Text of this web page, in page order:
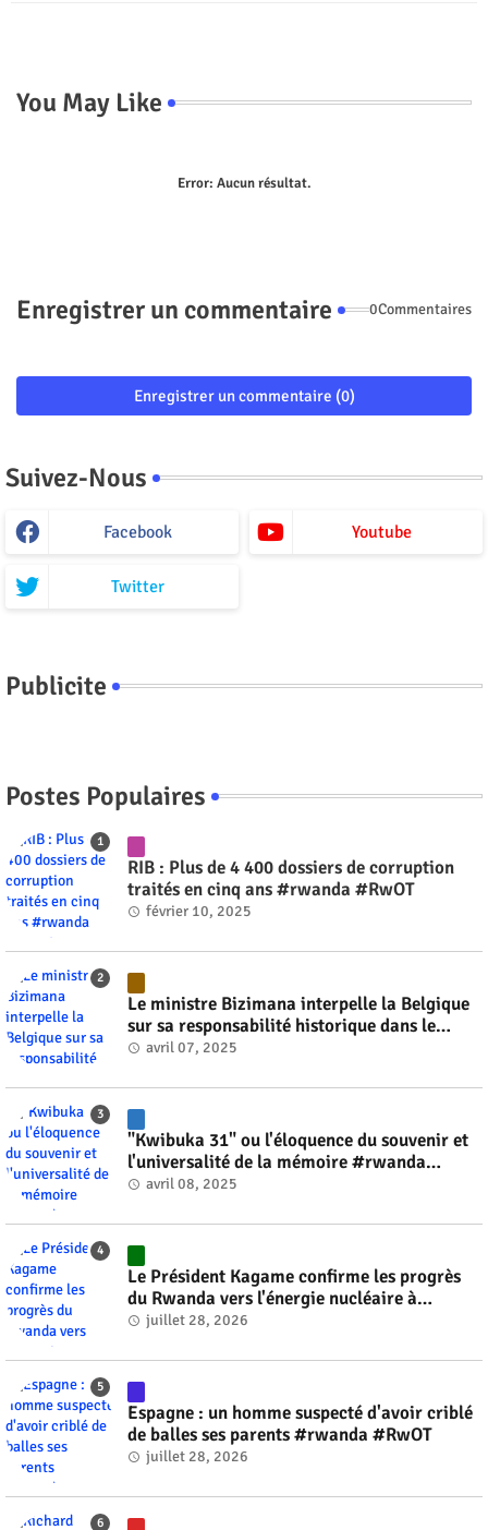
You May Like
Error: Aucun résultat.
Enregistrer un commentaire 0Commentaires
Enregistrer un commentaire (0)
Suivez-Nous
Facebook Youtube
Twitter
Publicite
Postes Populaires
RIB : Plus de 4 400 dossiers de corruption
traités en cinq ans #rwanda #RwOT
février 10, 2025
Le ministre Bizimana interpelle la Belgique
sur sa responsabilité historique dans le
génocide #rwanda #RwOT
avril 07, 2025
"Kwibuka 31" ou l'éloquence du souvenir et
l'universalité de la mémoire #rwanda
#RwOT
avril 08, 2025
Le Président Kagame confirme les progrès
du Rwanda vers l'énergie nucléaire à
l'horizon 2030 #rwanda #RwOT
juillet 28, 2026
Espagne : un homme suspecté d'avoir criblé
de balles ses parents #rwanda #RwOT
juillet 28, 2026